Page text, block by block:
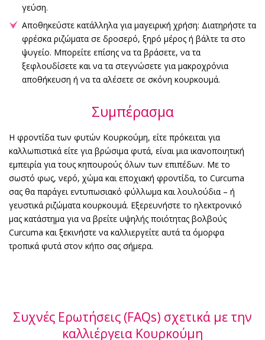
γεύση.
Αποθηκεύστε κατάλληλα για μαγειρική χρήση: Διατηρήστε τα
φρέσκα ριζώματα σε δροσερό, ξηρό μέρος ή βάλτε τα στο
ψυγείο. Μπορείτε επίσης να τα βράσετε, να τα
ξεφλουδίσετε και να τα στεγνώσετε για μακροχρόνια
αποθήκευση ή να τα αλέσετε σε σκόνη κουρκουμά.
Συμπέρασμα
Η φροντίδα των φυτών Κουρκούμη, είτε πρόκειται για
καλλωπιστικά είτε για βρώσιμα φυτά, είναι μια ικανοποιητική
εμπειρία για τους κηπουρούς όλων των επιπέδων. Με το
σωστό φως, νερό, χώμα και εποχιακή φροντίδα, το Curcuma
σας θα παράγει εντυπωσιακό φύλλωμα και λουλούδια – ή
γευστικά ριζώματα κουρκουμά. Εξερευνήστε το ηλεκτρονικό
μας κατάστημα για να βρείτε υψηλής ποιότητας βολβούς
Curcuma και ξεκινήστε να καλλιεργείτε αυτά τα όμορφα
τροπικά φυτά στον κήπο σας σήμερα.
Συχνές Ερωτήσεις (FAQs) σχετικά με την
καλλιέργεια Κουρκούμη